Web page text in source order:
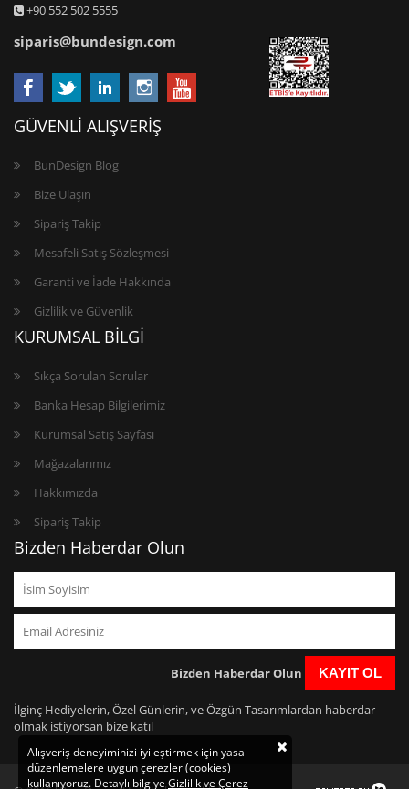
+90 552 502 5555
siparis@bundesign.com
GÜVENLİ ALIŞVERİŞ
BunDesign Blog
Bize Ulaşın
Sipariş Takip
Mesafeli Satış Sözleşmesi
Garanti ve İade Hakkında
Gizlilik ve Güvenlik
KURUMSAL BİLGİ
Sıkça Sorulan Sorular
Banka Hesap Bilgilerimiz
Kurumsal Satış Sayfası
Mağazalarımız
Hakkımızda
Sipariş Takip
Bizden Haberdar Olun
Bizden Haberdar Olun KAYIT OL
İlginç Hediyelerin, Özel Günlerin, ve Özgün Tasarımlardan haberdar
olmak istiyorsan bize katıl
Alışveriş deneyiminizi iyileştirmek için yasal
düzenlemelere uygun çerezler (cookies)
kullanıyoruz. Detaylı bilgiyeGizlilik ve Çerez